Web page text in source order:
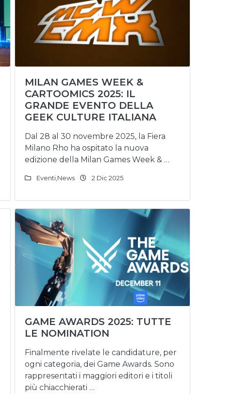
MILAN GAMES WEEK &
CARTOOMICS 2025: IL
GRANDE EVENTO DELLA
GEEK CULTURE ITALIANA
Dal 28 al 30 novembre 2025, la Fiera
Milano Rho ha ospitato la nuova
edizione della Milan Games Week & …
Eventi News 2 Dic 2025
GAME AWARDS 2025: TUTTE
LE NOMINATION
Finalmente rivelate le candidature, per
ogni categoria, dei Game Awards. Sono
rappresentati i maggiori editori e i titoli
più chiacchierati …